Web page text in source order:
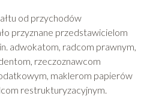
od przychodów
przyznane przedstawicielom
adwokatom, radcom prawnym,
rzeczoznawcom
maklerom papierów
restrukturyzacyjnym.